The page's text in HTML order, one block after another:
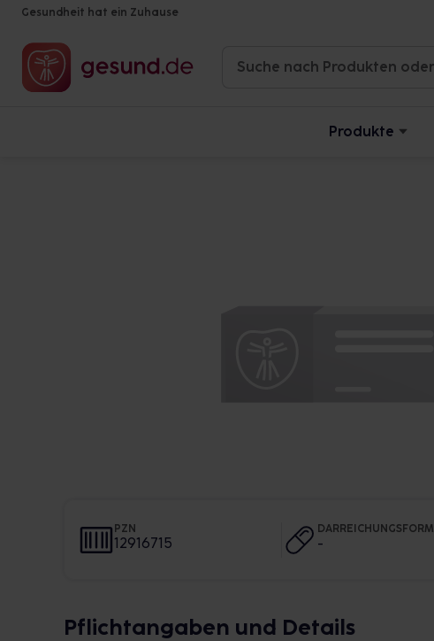
Gesundheit hat ein Zuhause
Produkte
PZN
12916715
DARREICHUNGSFORM
-
Pflichtangaben und Details